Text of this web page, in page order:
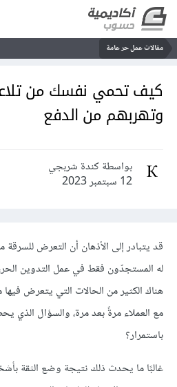
مقالات عمل حر عامة
كيف تحمي نفسك من
وتهربهم من الدفع
بواسطة كندة شربجي
12 سبتمبر 2023
قد يتبادر إلى الأذهان أن التعرض
له المستجدّون فقط في عمل التدوين
هناك الكثير من الحالات التي يتعرض
مع العملاء مرةً بعد مرة، والسؤال الذي
باستمرار؟
غالبًا ما يحدث ذلك نتيجة وضع الثقة